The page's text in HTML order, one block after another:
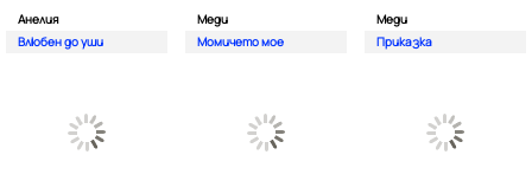
Анелия
Влюбен до уши
Меди
Момичето мое
Меди
Приказка